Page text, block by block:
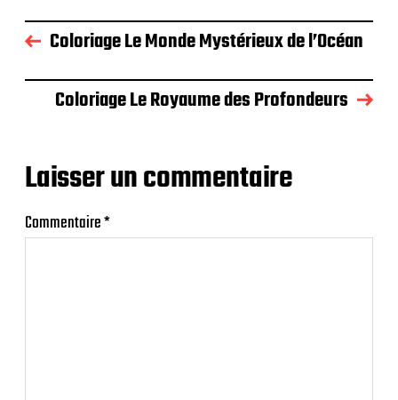
Coloriage Le Monde Mystérieux de l’Océan
Coloriage Le Royaume des Profondeurs
Laisser un commentaire
Commentaire*